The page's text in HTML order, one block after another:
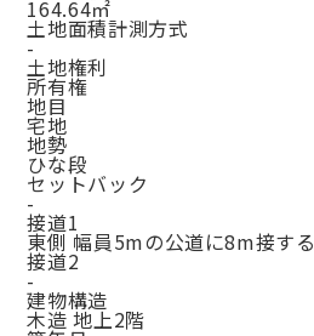
164.64㎡
土地面積計測方式
-
土地権利
所有権
地目
宅地
地勢
ひな段
セットバック
-
接道1
東側 幅員5mの公道に8m接する
接道2
-
建物構造
木造 地上2階